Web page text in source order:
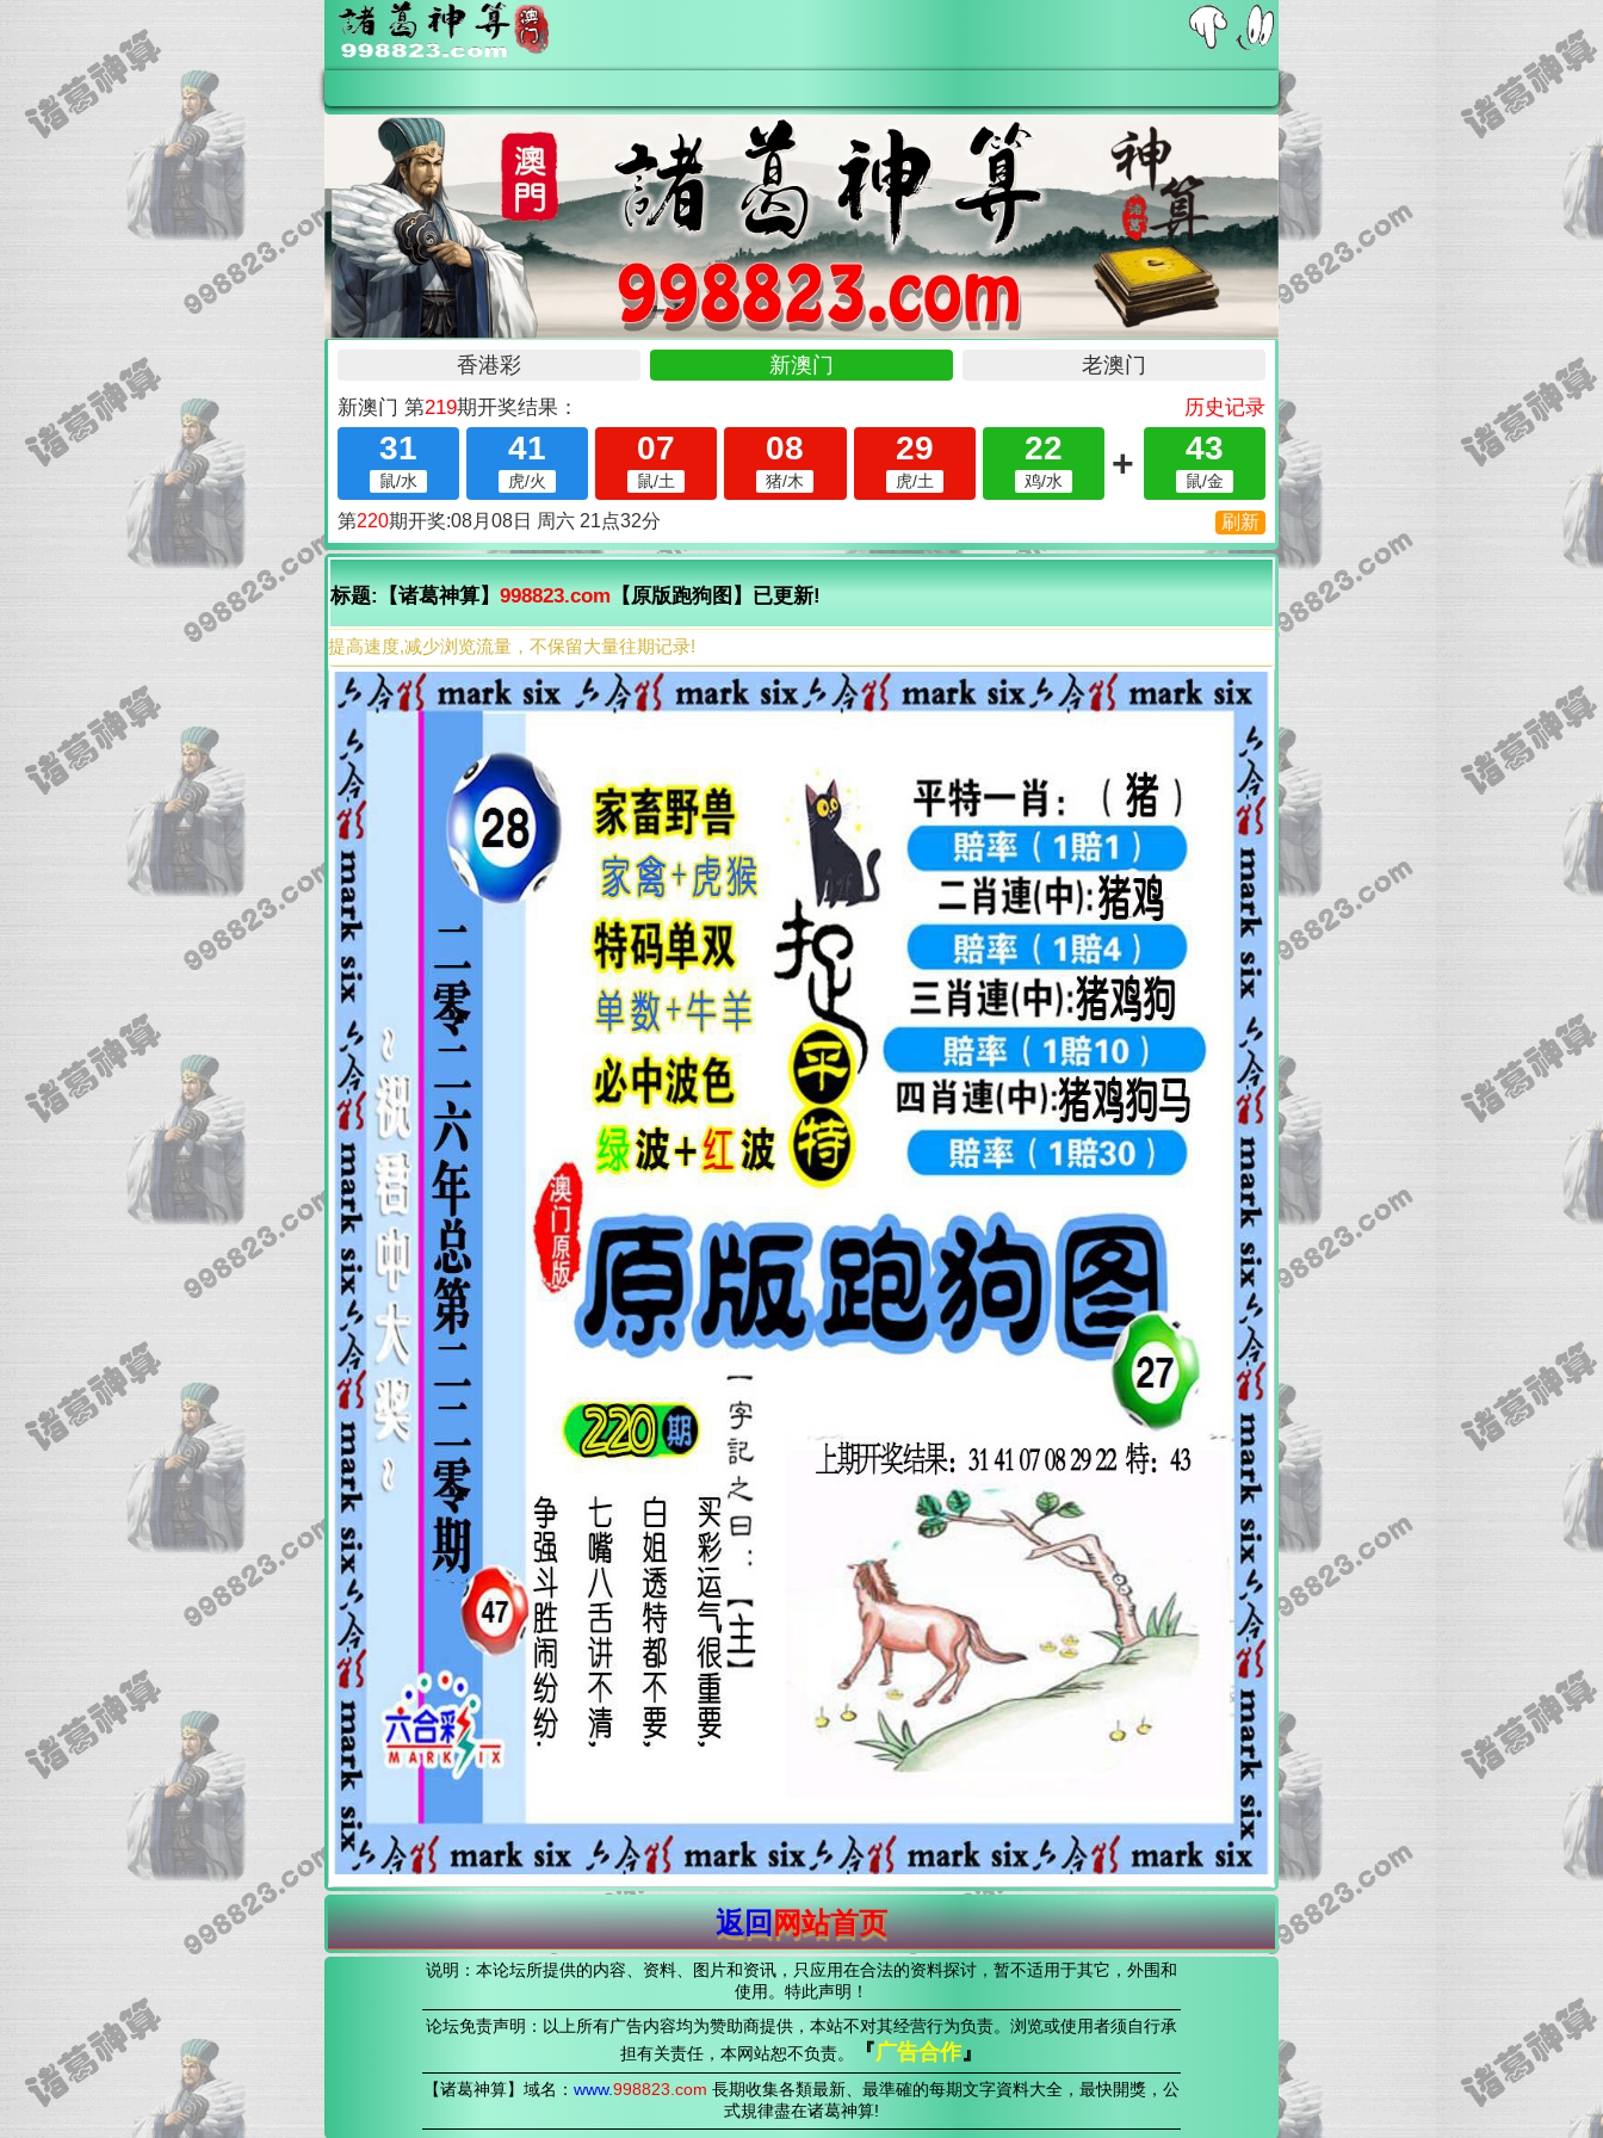
标题:【诸葛神算】 998823.com 【原版跑狗图】已更新!
提高速度,减少浏览流量，不保留大量往期记录!
返回网站首页
说明：本论坛所提供的内容、资料、图片和资讯，只应用在合法的资料探讨，暂不适用于其它，外围和
使用。特此声明！
论坛免责声明：以上所有广告内容均为赞助商提供，本站不对其经营行为负责。浏览或使用者须自行承
担有关责任，本网站恕不负责。
『广告合作 』
【诸葛神算】域名： www.998823 .com 長期收集各類最新、最準確的每期文字資料大全，最快開獎，公
式規律盡在诸葛神算!